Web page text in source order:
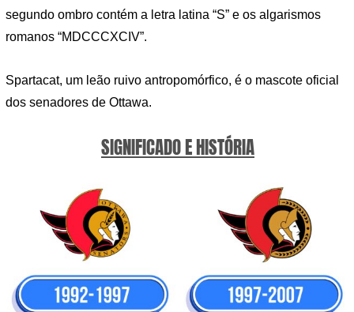
segundo ombro contém a letra latina “S” e os algarismos
romanos “MDCCCXCIV”.
Spartacat, um leão ruivo antropomórfico, é o mascote oficial
dos senadores de Ottawa.
SIGNIFICADO E HISTÓRIA